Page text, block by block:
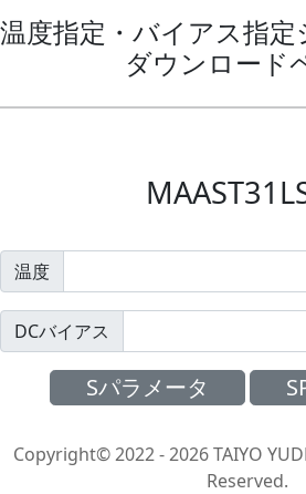
温度指定・バイアス指
ダウンロード
温度
DCバイアス
Sパラメータ
Copyright© 2022 - 2026 TAIYO
Reserved.